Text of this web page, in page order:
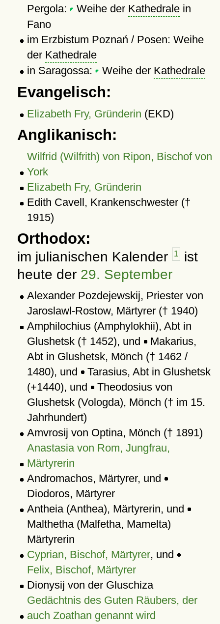
Pergola:
Weihe der Kathedralein
Fano
im Erzbistum Poznań / Posen: Weihe
der Kathedrale
in Saragossa:
Weihe der Kathedrale
Evangelisch:
Elizabeth Fry, Gründerin (EKD)
Anglikanisch:
Wilfrid (Wilfrith) von Ripon, Bischof von
York
Elizabeth Fry, Gründerin
Edith Cavell, Krankenschwester (†
1915)
Orthodox:
im julianischen Kalender 1 ist
heute der 29. September
Alexander Pozdejewskij, Priester von
Jaroslawl-Rostow, Märtyrer († 1940)
Amphilochius (Amphylokhii), Abt in
Glushetsk († 1452), und Makarius,
Abt in Glushetsk, Mönch († 1462 /
1480), und Tarasius, Abt in Glushetsk
(+1440), und Theodosius von
Glushetsk (Vologda), Mönch († im 15.
Jahrhundert)
Amvrosij von Optina, Mönch († 1891)
Anastasia von Rom, Jungfrau,
Märtyrerin
Andromachos, Märtyrer, und
Diodoros, Märtyrer
Antheia (Anthea), Märtyrerin, und
Malthetha (Malfetha, Mamelta)
Märtyrerin
Cyprian, Bischof, Märtyrer, und
Felix, Bischof, Märtyrer
Dionysij von der Gluschiza
Gedächtnis des Guten Räubers, der
auch Zoathan genannt wird